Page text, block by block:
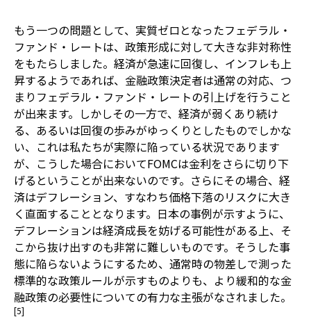
もう一つの問題として、実質ゼロとなったフェデラル・
ファンド・レートは、政策形成に対して大きな非対称性
をもたらしました。経済が急速に回復し、インフレも上
昇するようであれば、金融政策決定者は通常の対応、つ
まりフェデラル・ファンド・レートの引上げを行うこと
が出来ます。しかしその一方で、経済が弱くあり続け
る、あるいは回復の歩みがゆっくりとしたものでしかな
い、これは私たちが実際に陥っている状況であります
が、こうした場合においてFOMCは金利をさらに切り下
げるということが出来ないのです。さらにその場合、経
済はデフレーション、すなわち価格下落のリスクに大き
く直面することとなります。日本の事例が示すように、
デフレーションは経済成長を妨げる可能性がある上、そ
こから抜け出すのも非常に難しいものです。そうした事
態に陥らないようにするため、通常時の物差しで測った
標準的な政策ルールが示すものよりも、より緩和的な金
融政策の必要性についての有力な主張がなされました。
[5]